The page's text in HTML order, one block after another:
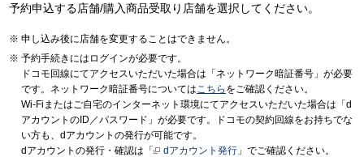
予約申込する店舗/購入商品受取り店舗を選択してください。
申し込み後に店舗を変更することはできません。
予約手続きにはログインが必要です。
ドコモ回線にてアクセスいただいた場合は「ネットワーク暗証番号」が必要
です。ネットワーク暗証番号についてはこちら をご確認ください。
Wi-Fiまたはご自宅のインターネット環境にてアクセスいただいた場合は「d
アカウントのID／パスワード」が必要です。ドコモの契約回線をお持ちでな
い方も、dアカウントの発行が可能です。
dアカウントの発行・確認は「
dアカウント発行 」でご確認ください。